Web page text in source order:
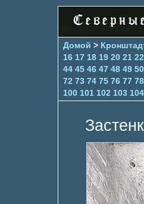
Домой >
16 17 18 19 20 21 22
44 45 46 47 48 49 50
72 73 74 75 76 77 78
100 101 102 103 104